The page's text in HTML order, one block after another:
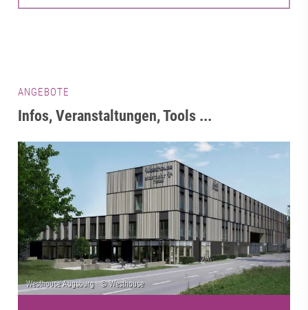
ANGEBOTE
Infos, Veranstaltungen, Tools ...